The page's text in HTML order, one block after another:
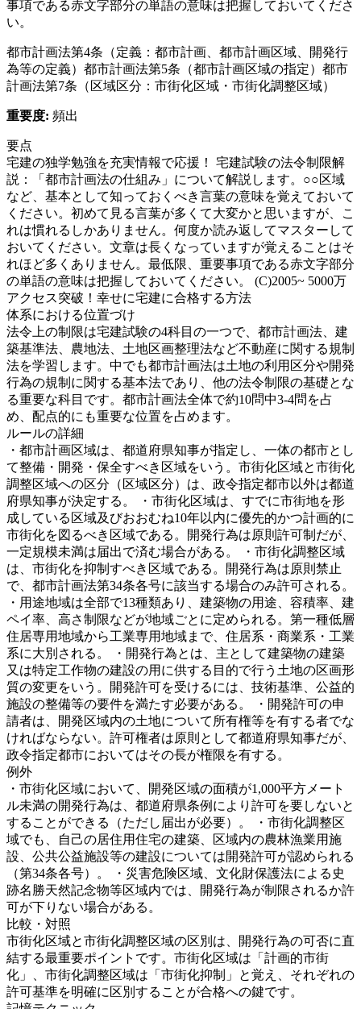
事項である赤文字部分の単語の意味は把握しておいてくださ
い。
都市計画法第4条（定義：都市計画、都市計画区域、開発行
為等の定義） 都市計画法第5条（都市計画区域の指定） 都市
計画法第7条（区域区分：市街化区域・市街化調整区域）
重要度: 頻出
要点
宅建の独学勉強を充実情報で応援！ 宅建試験の法令制限解
説：「都市計画法の仕組み」について解説します。○○区域
など、基本として知っておくべき言葉の意味を覚えておいて
ください。初めて見る言葉が多くて大変かと思いますが、こ
れは慣れるしかありません。何度か読み返してマスターして
おいてください。文章は長くなっていますが覚えることはそ
れほど多くありません。最低限、重要事項である赤文字部分
の単語の意味は把握しておいてください。 (C)2005~ 5000万
アクセス突破！幸せに宅建に合格する方法
体系における位置づけ
法令上の制限は宅建試験の4科目の一つで、都市計画法、建
築基準法、農地法、土地区画整理法など不動産に関する規制
法を学習します。中でも都市計画法は土地の利用区分や開発
行為の規制に関する基本法であり、他の法令制限の基礎とな
る重要な科目です。都市計画法全体で約10問中3-4問を占
め、配点的にも重要な位置を占めます。
ルールの詳細
・ 都市計画区域は、都道府県知事が指定し、一体の都市とし
て整備・開発・保全すべき区域をいう。市街化区域と市街化
調整区域への区分（区域区分）は、政令指定都市以外は都道
府県知事が決定する。 ・市街化区域は、すでに市街地を形
成している区域及びおおむね10年以内に優先的かつ計画的に
市街化を図るべき区域である。開発行為は原則許可制だが、
一定規模未満は届出で済む場合がある。 ・市街化調整区域
は、市街化を抑制すべき区域である。開発行為は原則禁止
で、都市計画法第34条各号に該当する場合のみ許可される。
・用途地域は全部で13種類あり、建築物の用途、容積率、建
ペイ率、高さ制限などが地域ごとに定められる。第一種低層
住居専用地域から工業専用地域まで、住居系・商業系・工業
系に大別される。 ・開発行為とは、主として建築物の建築
又は特定工作物の建設の用に供する目的で行う土地の区画形
質の変更をいう。開発許可を受けるには、技術基準、公益的
施設の整備等の要件を満たす必要がある。 ・開発許可の申
請者は、開発区域内の土地について所有権等を有する者でな
ければならない。許可権者は原則として都道府県知事だが、
政令指定都市においてはその長が権限を有する。
例外
・ 市街化区域において、開発区域の面積が1,000平方メート
ル未満の開発行為は、都道府県条例により許可を要しないと
することができる（ただし届出が必要）。 ・市街化調整区
域でも、自己の居住用住宅の建築、区域内の農林漁業用施
設、公共公益施設等の建設については開発許可が認められる
（第34条各号）。 ・災害危険区域、文化財保護法による史
跡名勝天然記念物等区域内では、開発行為が制限されるか許
可が下りない場合がある。
比較・対照
市街化区域と市街化調整区域の区別は、開発行為の可否に直
結する最重要ポイントです。市街化区域は「計画的市街
化」、市街化調整区域は「市街化抑制」と覚え、それぞれの
許可基準を明確に区別することが合格への鍵です。